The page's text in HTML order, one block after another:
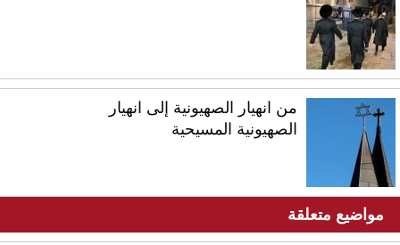
من انهيار الصهيونية إلى انهيار
الصهيونية المسيحية
مواضيع متعلقة